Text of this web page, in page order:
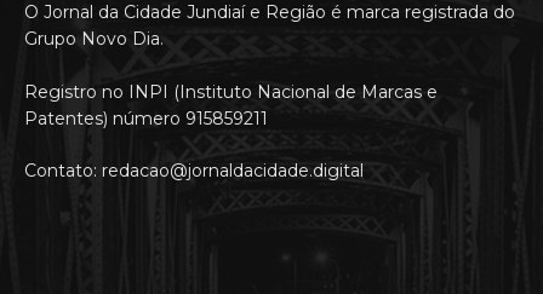
O Jornal da Cidade Jundiaí e Região é marca registrada do
Grupo Novo Dia.
Registro no INPI (Instituto Nacional de Marcas e
Patentes) número 915859211
Contato: redacao@jornaldacidade.digital